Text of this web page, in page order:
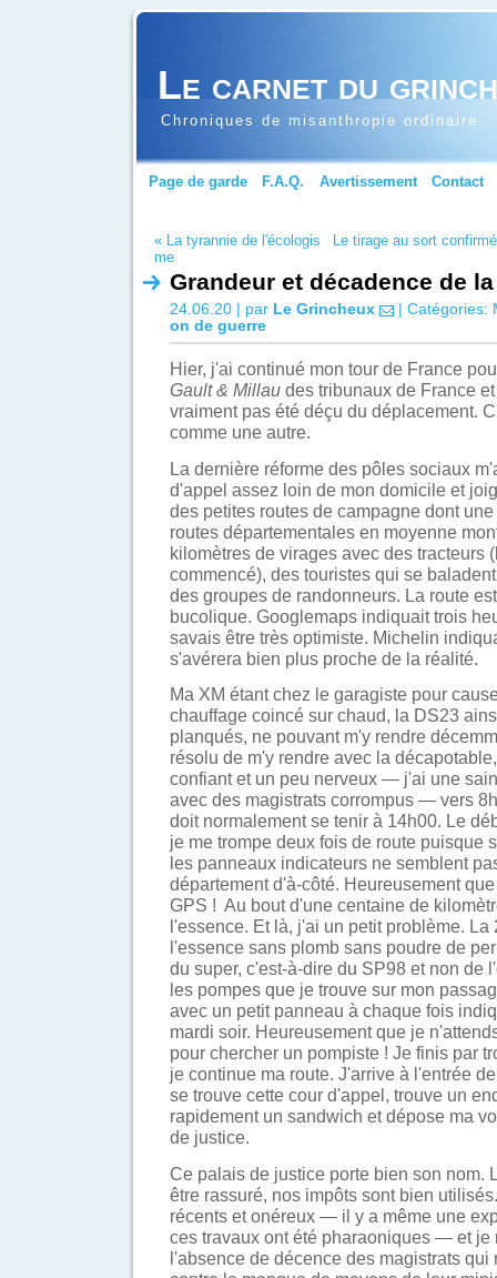
Le carnet du
Chroniques de misanthropie ordinaire
Page de garde F.A.Q. Avertissement Contact
« La tyrannie de l'écologis
me
Le tirage au sort
Grandeur et décadence de
24.06.20 | par Le Grincheux | Catégories:
on de guerre
Hier, j'ai continué mon tour de France
Gault & Millau des tribunaux de France
vraiment pas été déçu du déplacement.
comme une autre.
La dernière réforme des pôles sociaux
d'appel assez loin de mon domicile et
des petites routes de campagne dont
routes départementales en moyenne
kilomètres de virages avec des tracteurs
commencé), des touristes qui se
des groupes de randonneurs. La route
bucolique. Googlemaps indiquait trois
savais être très optimiste. Michelin
s'avérera bien plus proche de la réalité.
Ma XM étant chez le garagiste pour
chauffage coincé sur chaud, la DS23
planqués, ne pouvant m'y rendre
résolu de m'y rendre avec la
confiant et un peu nerveux — j'ai une
avec des magistrats corrompus — vers
doit normalement se tenir à 14h00. Le
je me trompe deux fois de route puisque
les panneaux indicateurs ne semblent
département d'à-côté. Heureusement
GPS ! Au bout d'une centaine de
l'essence. Et là, j'ai un petit problème.
l'essence sans plomb sans poudre de
du super, c'est-à-dire du SP98 et non de
les pompes que je trouve sur mon
avec un petit panneau à chaque fois
mardi soir. Heureusement que je
pour chercher un pompiste ! Je finis par
je continue ma route. J'arrive à l'entrée
se trouve cette cour d'appel, trouve un
rapidement un sandwich et dépose ma
de justice.
Ce palais de justice porte bien son nom.
être rassuré, nos impôts sont bien
récents et onéreux — il y a même une
ces travaux ont été pharaoniques — et je
l'absence de décence des magistrats qui